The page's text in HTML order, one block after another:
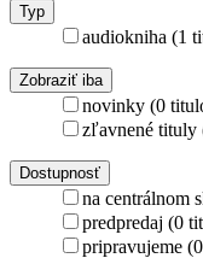
Typ
audiokniha (1
Zobraziť iba
novinky (0
zľavnené tituly
Dostupnosť
na centrálnom
predpredaj (0
pripravujeme